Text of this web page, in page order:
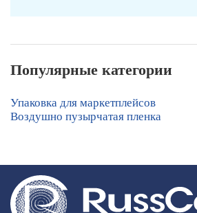
Популярные категории
Упаковка для маркетплейсов
Воздушно пузырчатая пленка